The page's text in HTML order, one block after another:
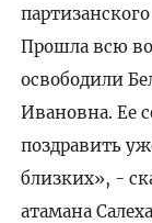
Прошла всю
освободили
Ивановна. Ее
поздравить
близких», -
атамана